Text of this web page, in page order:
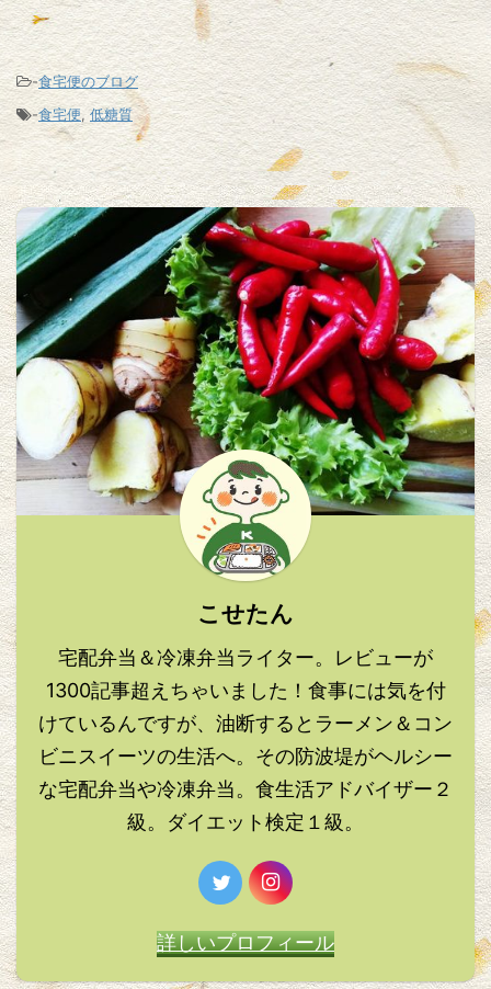
-食宅便のブログ
-食宅便,低糖質
こせたん
宅配弁当＆冷凍弁当ライター。レビューが
1300記事超えちゃいました！食事には気を付
けているんですが、油断するとラーメン＆コン
ビニスイーツの生活へ。その防波堤がヘルシー
な宅配弁当や冷凍弁当。食生活アドバイザー２
級。ダイエット検定１級。
詳しいプロフィール